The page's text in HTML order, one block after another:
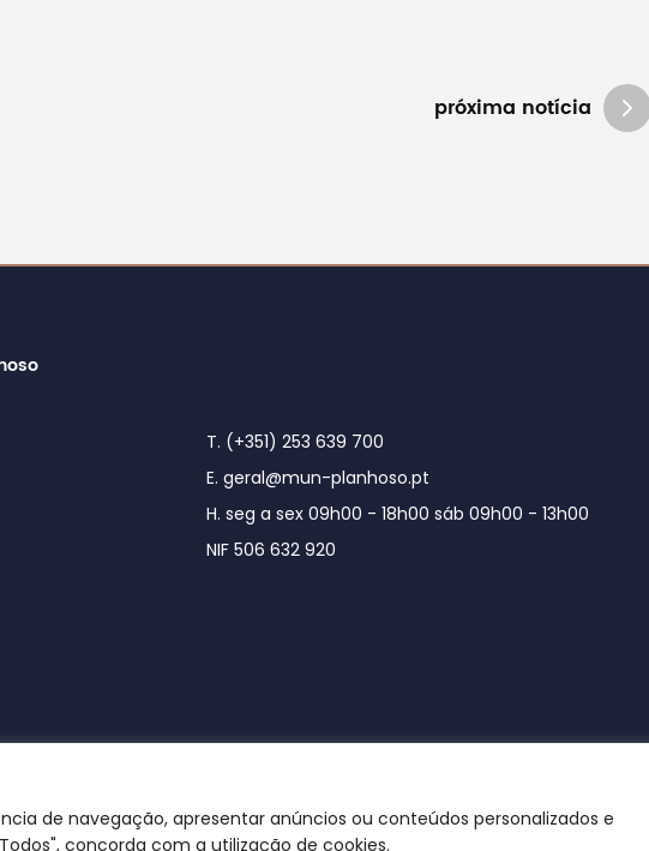
de navegação, apresentar anúncios ou conteúdos personalizados e
concorda com a utilização de cookies.
próxima notícia
T. (+351) 253 639 700
E. geral@mun-planhoso.pt
H. seg a sex 09h00 - 18h00 sáb 09h00 - 13h00
NIF 506 632 920